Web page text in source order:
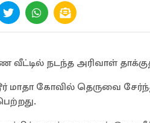
வீட்டில் நடந்த அரிவாள்
மாதா கோவில் தெருவை